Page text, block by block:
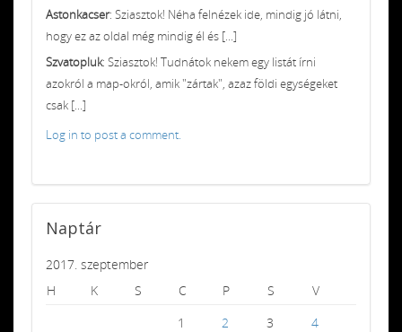
Astonkacser: Sziasztok! Néha felnézek ide, mindig jó látni,
hogy ez az oldal még mindig él és [...]
Szvatopluk: Sziasztok! Tudnátok nekem egy listát írni
azokról a map-okról, amik "zártak", azaz földi egységeket
csak [...]
Log in to post a comment.
Naptár
2017. szeptember
H
K S C P S
V
1
2 3 4